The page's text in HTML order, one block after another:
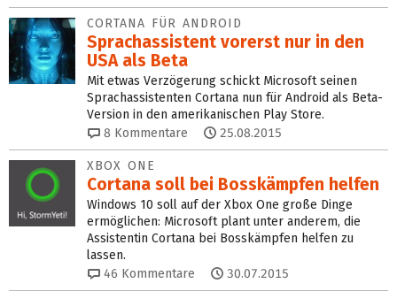
CORTANA FÜR ANDROID
Sprachassistent vorerst nur in den
USA als Beta
Mit etwas Verzögerung schickt Microsoft seinen
Sprachassistenten Cortana nun für Android als Beta-
Version in den amerikanischen Play Store.
8 Kommentare 25.08.2015
XBOX ONE
Cortana soll bei Bosskämpfen helfen
Windows 10 soll auf der Xbox One große Dinge
ermöglichen: Microsoft plant unter anderem, die
Assistentin Cortana bei Bosskämpfen helfen zu
lassen.
46 Kommentare 30.07.2015